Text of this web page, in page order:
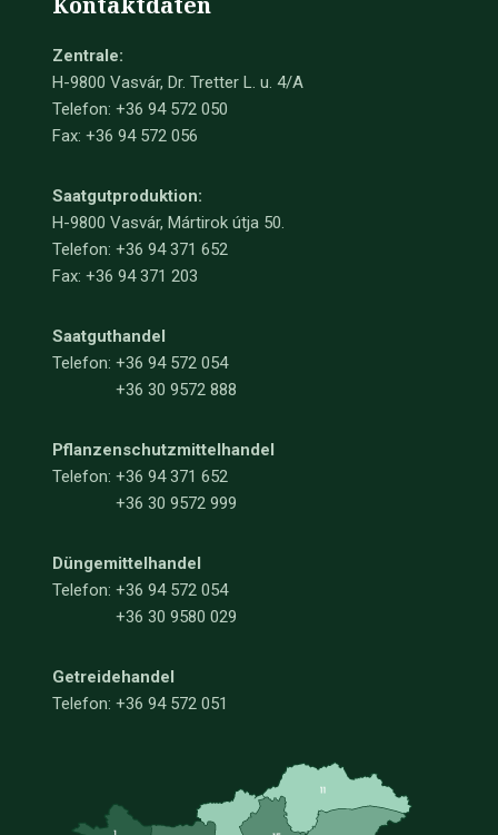
Zentrale:
H-9800 Vasvár, Dr. Tretter L. u. 4/A
Telefon: +36 94 572 050
Fax: +36 94 572 056
Saatgutproduktion:
H-9800 Vasvár, Mártirok útja 50.
Telefon: +36 94 371 652
Fax: +36 94 371 203
Saatguthandel
Telefon: +36 94 572 054
+36 30 9572 888
Pflanzenschutzmittelhandel
Telefon: +36 94 371 652
+36 30 9572 999
Düngemittelhandel
Telefon: +36 94 572 054
+36 30 9580 029
Getreidehandel
Telefon: +36 94 572 051